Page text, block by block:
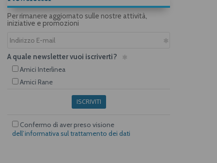
Per rimanere aggiornato sulle nostre attività,
iniziative e promozioni
A quale newsletter vuoi iscriverti?
Amici Interlinea
Amici Rane
ISCRIVITI
Confermo di aver preso visione
dell’informativa sul trattamento dei dati